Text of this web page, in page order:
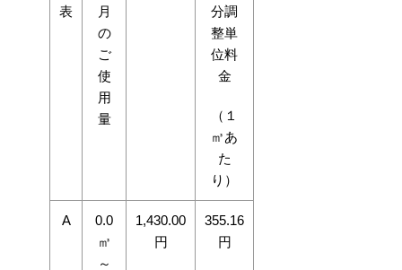
表
月
の
ご
使
用
量
分調
整単
位料
金
（１
㎥あ
た
り）
A
0.0
㎥
～
1,430.00
円
355.16
円